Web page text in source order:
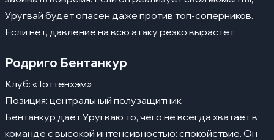
Уругвай будет опасен даже против топ-соперников.
Если нет, давление на всю атаку резко вырастет.
Родриго Бентанкур
Клуб: «Тоттенхэм»
Позиция: центральный полузащитник
Бентанкур дает Уругваю то, чего не всегда хватает в
команде с высокой интенсивностью: спокойствие. Он